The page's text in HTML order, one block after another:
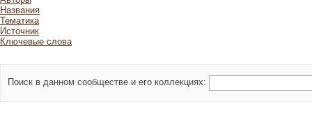
Названия
Тематика
Источник
Ключевые слова
Поиск в данном сообществе и его коллекциях: